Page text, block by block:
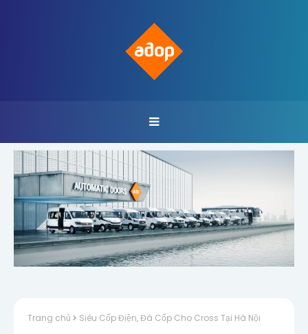
Trang chủ Siêu Cốp Điện, Đá Cốp Cho Cross Tại Hà Nội